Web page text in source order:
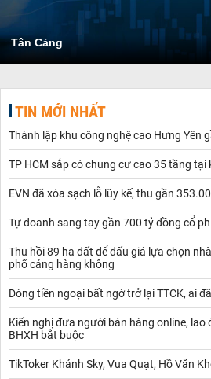
Tân Cảng
TIN MỚI NHẤT
Thành lập khu công nghệ cao Hưng Yên
TP HCM sắp có chung cư cao 35 tầng tại
EVN đã xóa sạch lỗ lũy kế, thu gần
Tự doanh sang tay gần 700 tỷ đồng cổ
Thu hồi 89 ha đất để đấu giá lựa chọn
phố cảng hàng không
Dòng tiền ngoại bất ngờ trở lại TTCK, ai
Kiến nghị đưa người bán hàng online, lao
BHXH bắt buộc
TikToker Khánh Sky, Vua Quạt, Hồ Văn